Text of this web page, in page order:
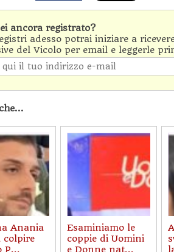
ancora registrato?
adesso potrai iniziare a
del Vicolo per email e leggerle
Anania
colpire
P...
Esaminiamo le
coppie di Uomini
e Donne nat...